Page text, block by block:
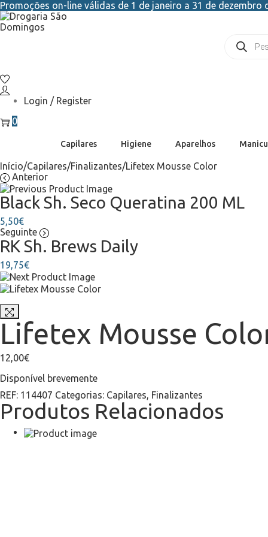
Promoções on-line válidas de 1 de janeiro a 31 de
Login / Register
0
Capilares Higiene Aparelhos
Início/Capilares/Finalizantes/Lifetex Mousse Color
Anterior
Black Sh. Seco Queratina 200 ML
5,50€
Seguinte
RK Sh. Brews Daily
19,75€
Lifetex Mousse
12,00€
Disponível brevemente
REF: 114407 Categorias: Capilares, Finalizantes
Produtos Relacionados